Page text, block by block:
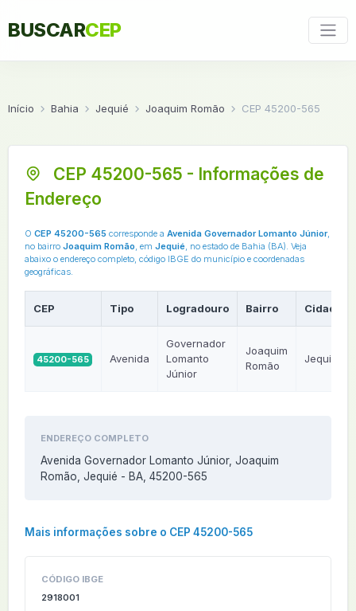
BUSCARCEP
Início Bahia Jequié Joaquim Romão CEP 45200-565
CEP 45200-565 - Informações de
Endereço
O CEP 45200-565 corresponde a Avenida Governador Lomanto Júnior,
no bairro Joaquim Romão, em Jequié, no estado de Bahia (BA). Veja
abaixo o endereço completo, código IBGE do município e coordenadas
geográficas.
CEP Tipo Logradouro Bairro Cidade
45200-565 Avenida
Governador
Lomanto
Júnior
Joaquim
Romão
Jequié
ENDEREÇO COMPLETO
Avenida Governador Lomanto Júnior, Joaquim
Romão, Jequié - BA, 45200-565
Mais informações sobre o CEP 45200-565
CÓDIGO IBGE
2918001